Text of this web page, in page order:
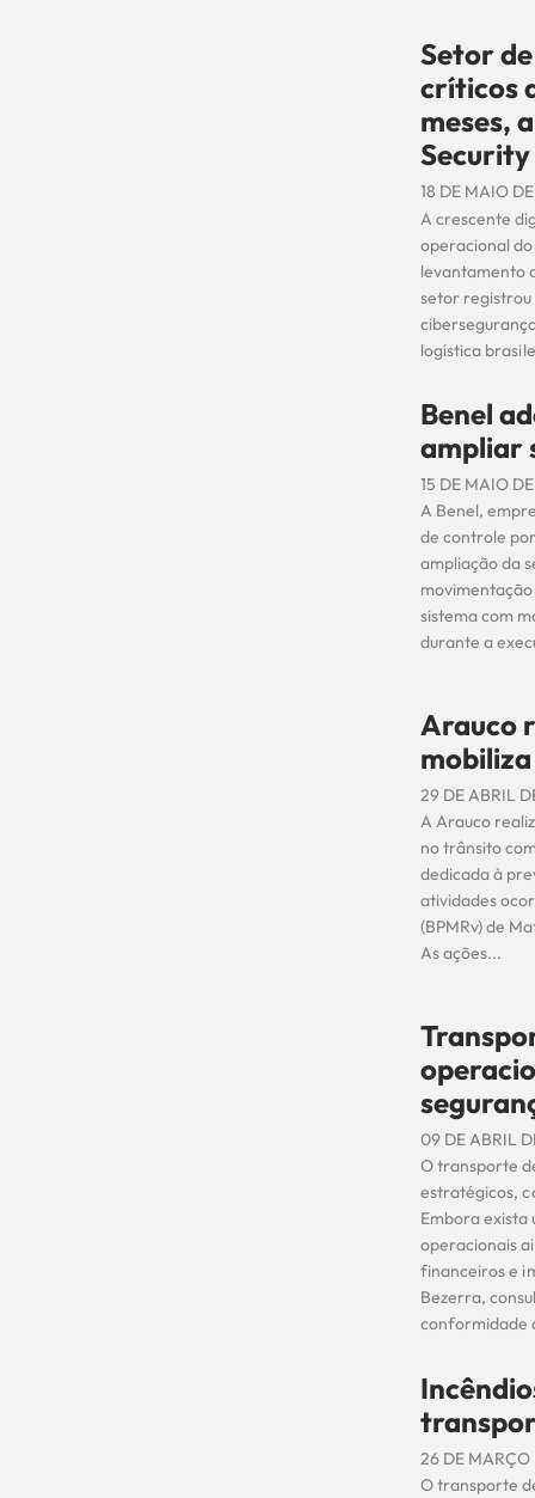
Setor
críticos
meses,
Security
18 DE MAIO
A crescente
operacional
levantamento
setor registrou
logística
Benel
ampliar
15 DE MAIO
A Benel,
de controle
ampliação da
sistema com
durante a
Arauco
29 DE ABRIL
A Arauco
no trânsito
dedicada à
atividades
(BPMRv) de
As ações...
09 DE ABRIL
O transporte
estratégicos,
Embora exista
operacionais
financeiros e
Bezerra,
conformidade
26 DE
O transporte